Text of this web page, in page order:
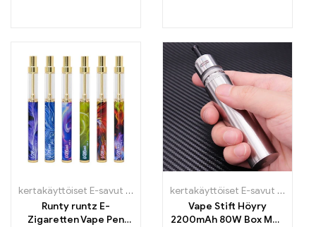
kertakäyttöiset E-savut Suomi kertakäyttöiset E-savut Suomi
Runty runtz E-
Zigaretten Vape Pen
kertakäyttöiset E-savut Suomi
Vape Stift Höyry
2200mAh 80W Box Mod